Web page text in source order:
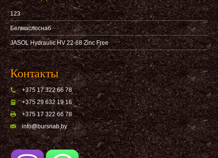
123
Белмаслоснаб
JASOL Hydraulic HV 22-68 Zinc Free
Контакты
+375 17 322 66 78
+375 29 632 19 16
+375 17 322 66 78
info@bursnab,by